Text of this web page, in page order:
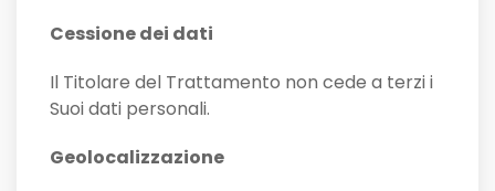
Cessione dei dati
Il Titolare del Trattamento non cede a terzi i
Suoi dati personali.
Geolocalizzazione